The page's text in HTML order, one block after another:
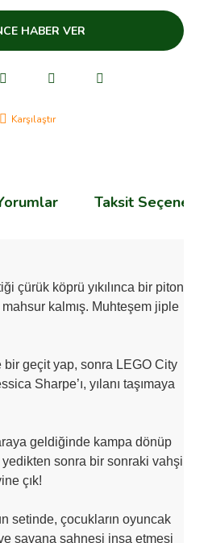
HABER VER
Karşılaştır
Taksit
çürük köprü yıkılınca bir piton
mahsur kalmış. Muhteşem jiple
bir geçit yap, sonra LEGO City
Sharpe’ı, yılanı taşımaya
geldiğinde kampa dönüp
sonra bir sonraki vahşi
çık!
setinde, çocukların oyuncak
savana sahnesi inşa etmesi